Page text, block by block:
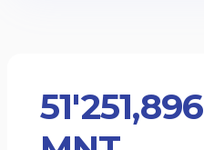
51'251,896